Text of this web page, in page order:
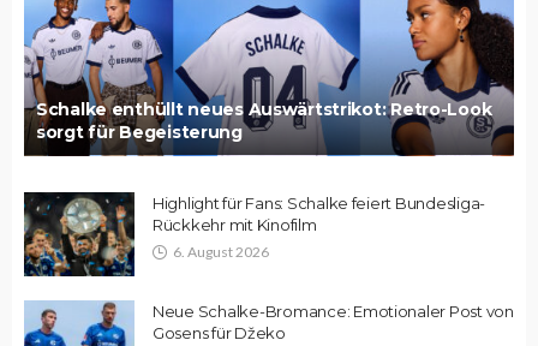
Schalke enthüllt neues Auswärtstrikot: Retro-Look
sorgt für Begeisterung
Highlight für Fans: Schalke feiert Bundesliga-
Rückkehr mit Kinofilm
6. August 2026
Neue Schalke-Bromance: Emotionaler Post von
Gosens für Džeko